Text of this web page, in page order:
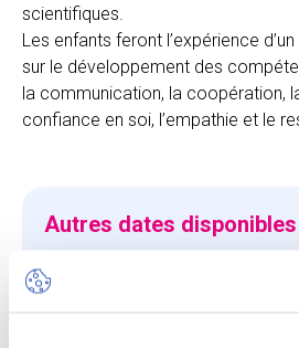
scientifiques.
Les enfants feront l’expérience
sur le développement des
la communication, la coopération,
confiance en soi, l’empathie et le
Autres dates disponibles